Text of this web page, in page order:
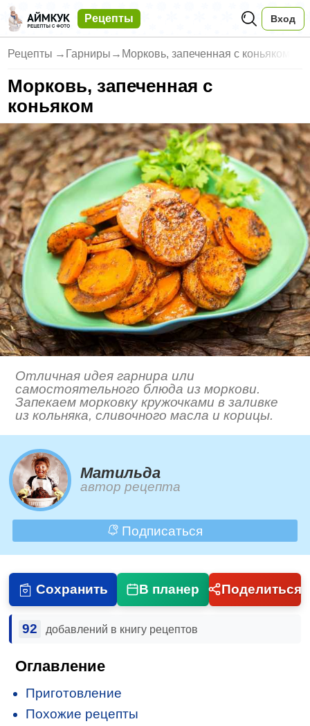
Рецепты Вход
Рецепты → Гарниры → Морковь, запеченная с коньяком
Морковь, запеченная с
коньяком
Отличная идея гарнира или
самостоятельного блюда из моркови.
Запекаем морковку кружочками в заливке
из кольняка, сливочного масла и корицы.
Матильда
автор рецепта
Подписаться
Сохранить В планер Поделиться
92 добавлений в книгу рецептов
Оглавление
Приготовление
Похожие рецепты